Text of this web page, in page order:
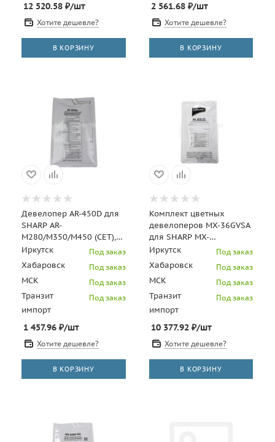
12 520.58 ₽/шт
Хотите дешевле?
В КОРЗИНУ
2 561.68₽/шт
Хотите дешевле?
В КОРЗИНУ
Девелопер AR-450D для
SHARP AR-
M280/M350/M450 (CET),
450г/пак, 80000 стр.,
CET8109
Иркутск Под заказ
Хабаровск Под заказ
МСК Под заказ
Транзит
импорт
Под заказ
1 457.96 ₽/шт
Хотите дешевле?
В КОРЗИНУ
Комплект цветных
девелоперов MX-36GVSA
для SHARP MX-
2310U/2610N/2640N/3115N/
(CET) CMY, 585г, 6
Иркутск Под заказ
Хабаровск Под заказ
МСК Под заказ
Транзит
импорт
Под заказ
10 377.92₽/шт
Хотите дешевле?
В КОРЗИНУ